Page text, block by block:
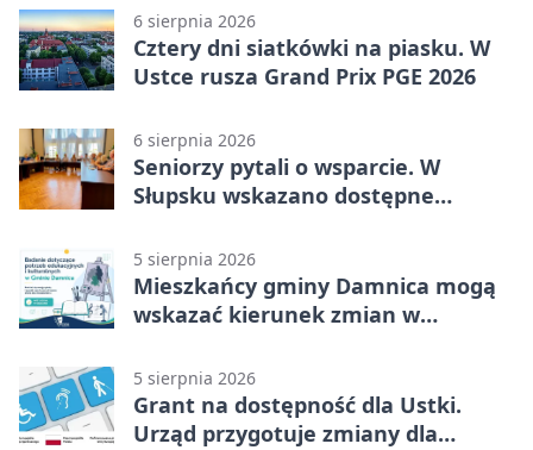
6 sierpnia 2026
Cztery dni siatkówki na piasku. W
Ustce rusza Grand Prix PGE 2026
6 sierpnia 2026
Seniorzy pytali o wsparcie. W
Słupsku wskazano dostępne
5 sierpnia 2026
Mieszkańcy gminy Damnica mogą
wskazać kierunek zmian w
5 sierpnia 2026
Grant na dostępność dla Ustki.
Urząd przygotuje zmiany dla